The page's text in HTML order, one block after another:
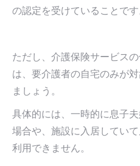
の認定を受けていることです
ただし、介護保険サービス
は、要介護者の自宅のみが
ましょう。
具体的には、一時的に息子
場合や、施設に入居してい
利用できません。